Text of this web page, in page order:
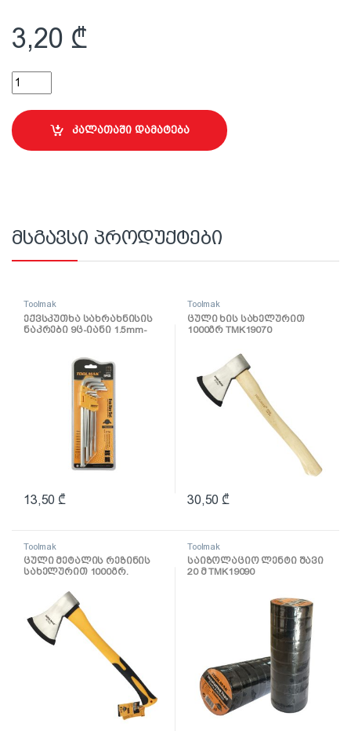
3,20 ₾
კომბინირებული ქანჩის გასაღები 12მმ TMK19805 quantity
კალათაში დამატება
მსგავსი პროდუქტები
Toolmak
ექვსკუთხა სახრახნისის
ნაკრები 9ც-იანი 1.5mm-
13,50 ₾
Toolmak
ცული ხის სახელურით
1000გრ TMK19070
30,50 ₾
Toolmak
ცული მეტალის რეზინის
სახელურით 1000გრ.
Toolmak
საიზოლაციო ლენტი შავი
20 მ TMK19090